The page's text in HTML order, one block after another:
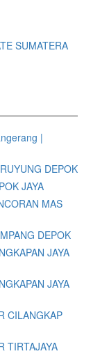
SUMATERA
|
DEPOK
JAYA
MAS
DEPOK
JAYA
JAYA
CILANGKAP
TIRTAJAYA